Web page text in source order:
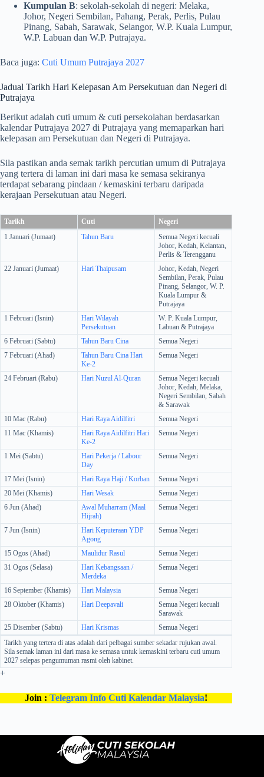
Kumpulan B: sekolah-sekolah di negeri: Melaka,
Johor, Negeri Sembilan, Pahang, Perak, Perlis, Pulau
Pinang, Sabah, Sarawak, Selangor, W.P. Kuala Lumpur,
W.P. Labuan dan W.P. Putrajaya.
Baca juga: Cuti Umum Putrajaya 2027
Jadual Tarikh Hari Kelepasan Am Persekutuan dan Negeri di
Putrajaya
Berikut adalah cuti umum & cuti persekolahan berdasarkan
kalendar Putrajaya 2027 di Putrajaya yang memaparkan hari
kelepasan am Persekutuan dan Negeri di Putrajaya.
Sila pastikan anda semak tarikh percutian umum di Putrajaya
yang tertera di laman ini dari masa ke semasa sekiranya
terdapat sebarang pindaan / kemaskini terbaru daripada
kerajaan Persekutuan atau Negeri.
Tarikh Cuti
Negeri
1 Januari (Jumaat)
Tahun Baru
Semua Negeri kecuali
Johor, Kedah, Kelantan,
Perlis & Terengganu
22 Januari (Jumaat)
Hari Thaipusam
Johor, Kedah, Negeri
Sembilan, Perak, Pulau
Pinang, Selangor, W. P.
Kuala Lumpur &
Putrajaya
1 Februari (Isnin)
Hari Wilayah
Persekutuan
W. P. Kuala Lumpur,
Labuan & Putrajaya
6 Februari (Sabtu)
Tahun Baru Cina
Semua Negeri
7 Februari (Ahad)
Tahun Baru Cina Hari
Ke-2
Semua Negeri
24 Februari (Rabu) Hari Nuzul Al-Quran
Semua Negeri kecuali
Johor, Kedah, Melaka,
Negeri Sembilan, Sabah
& Sarawak
10 Mac (Rabu)
Hari Raya Aidilfitri
Semua Negeri
11 Mac (Khamis)
Hari Raya Aidilfitri Hari
Ke-2
Semua Negeri
1 Mei (Sabtu)
Hari Pekerja / Labour
Day
Semua Negeri
17 Mei (Isnin) Hari Raya Haji / Korban
Semua Negeri
20 Mei (Khamis)
Hari Wesak
Semua Negeri
6 Jun (Ahad)
Awal Muharram (Maal
Hijrah)
Semua Negeri
7 Jun (Isnin)
Hari Keputeraan YDP
Agong
Semua Negeri
15 Ogos (Ahad) Maulidur Rasul
Semua Negeri
31 Ogos (Selasa)
Hari Kebangsaan /
Merdeka
Semua Negeri
16 September (Khamis) Hari Malaysia
Semua Negeri
28 Oktober (Khamis)
Hari Deepavali
Semua Negeri kecuali
Sarawak
25 Disember (Sabtu)
Hari Krismas
Semua Negeri
Tarikh yang tertera di atas adalah dari pelbagai sumber sekadar rujukan awal.
Sila semak laman ini dari masa ke semasa untuk kemaskini terbaru cuti umum
2027 selepas pengumuman rasmi oleh kabinet.
+
Join :Telegram Info Cuti Kalendar Malaysia!